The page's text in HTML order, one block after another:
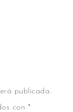
publicada.
con *